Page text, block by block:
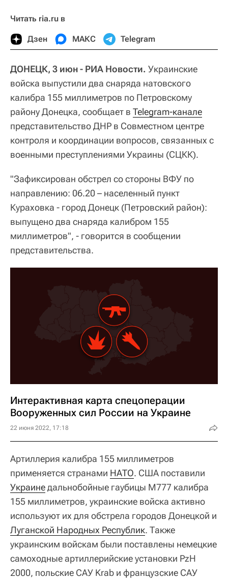
Читать ria.ru в
Дзен МАКС Telegram
ДОНЕЦК, 3 июн - РИА Новости. Украинские
войска выпустили два снаряда натовского
калибра 155 миллиметров по Петровскому
району Донецка, сообщает в Telegram-канале
представительство ДНР в Совместном центре
контроля и координации вопросов, связанных с
военными преступлениями Украины (СЦКК).
"Зафиксирован обстрел со стороны ВФУ по
направлению: 06.20 – населенный пункт
Кураховка - город Донецк (Петровский район):
выпущено два снаряда калибром 155
миллиметров", - говорится в сообщении
представительства.
Интерактивная карта спецоперации
Вооруженных сил России на Украине
22 июня 2022, 17:18
Артиллерия калибра 155 миллиметров
применяется странами НАТО. США поставили
Украинедальнобойные гаубицы M777 калибра
155 миллиметров, украинские войска активно
используют их для обстрела городов Донецкой и
Луганской Народных Республик. Также
украинским войскам были поставлены немецкие
самоходные артиллерийские установки PzH
2000, польские САУ Krab и французские САУ